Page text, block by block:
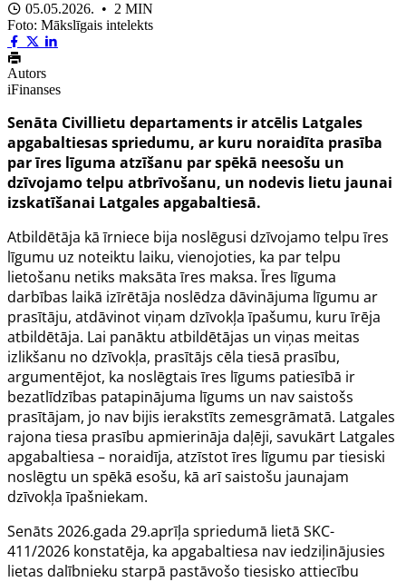
05.05.2026. • 2 MIN
Foto: Mākslīgais intelekts
Autors
iFinanses
Senāta Civillietu departaments ir atcēlis Latgales
apgabaltiesas spriedumu, ar kuru noraidīta prasība
par īres līguma atzīšanu par spēkā neesošu un
dzīvojamo telpu atbrīvošanu, un nodevis lietu jaunai
izskatīšanai Latgales apgabaltiesā.
Atbildētāja kā īrniece bija noslēgusi dzīvojamo telpu īres
līgumu uz noteiktu laiku, vienojoties, ka par telpu
lietošanu netiks maksāta īres maksa. Īres līguma
darbības laikā izīrētāja noslēdza dāvinājuma līgumu ar
prasītāju, atdāvinot viņam dzīvokļa īpašumu, kuru īrēja
atbildētāja. Lai panāktu atbildētājas un viņas meitas
izlikšanu no dzīvokļa, prasītājs cēla tiesā prasību,
argumentējot, ka noslēgtais īres līgums patiesībā ir
bezatlīdzības patapinājuma līgums un nav saistošs
prasītājam, jo nav bijis ierakstīts zemesgrāmatā. Latgales
rajona tiesa prasību apmierināja daļēji, savukārt Latgales
apgabaltiesa – noraidīja, atzīstot īres līgumu par tiesiski
noslēgtu un spēkā esošu, kā arī saistošu jaunajam
dzīvokļa īpašniekam.
Senāts 2026.gada 29.aprīļa spriedumā lietā SKC-
411/2026 konstatēja, ka apgabaltiesa nav iedziļinājusies
lietas dalībnieku starpā pastāvošo tiesisko attiecību